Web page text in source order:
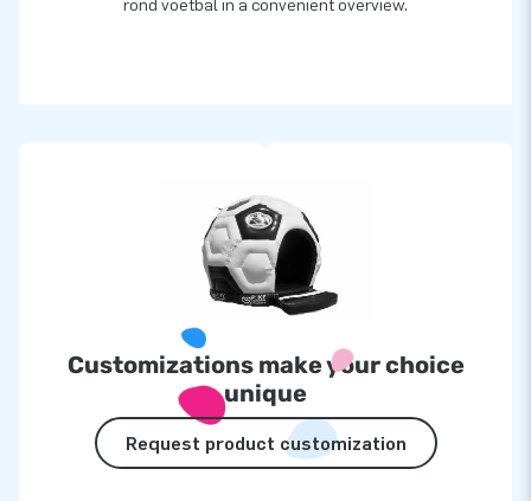
rond voetbal in a convenient overview.
Customizations make your choice
unique
Request product customization